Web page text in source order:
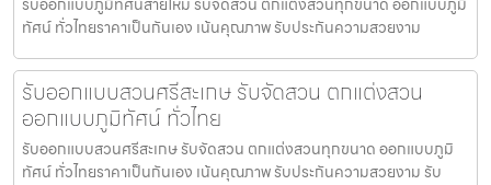
ทัศน์ ทั่วไทยราคาเป็นกันเอง เน้นคุณภาพ รับประกันความสวยงาม
รับออกแบบสวนศรีสะเกษ รับจัดสวน ตกแต่งสวน
ออกแบบภูมิทัศน์ ทั่วไทย
รับออกแบบสวนศรีสะเกษ รับจัดสวน ตกแต่งสวนทุกขนาด ออกแบบภูมิ
ทัศน์ ทั่วไทยราคาเป็นกันเอง เน้นคุณภาพ รับประกันความสวยงาม รับ